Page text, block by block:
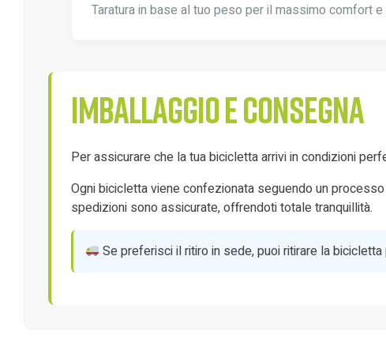
Taratura in base al tuo peso per il massimo comfort
Imballaggio e consegna
Per assicurare che la tua bicicletta arrivi in condizioni
Ogni bicicletta viene confezionata seguendo un
spedizioni sono assicurate, offrendoti totale tranquillità.
Se preferisci il ritiro in sede, puoi ritirare la